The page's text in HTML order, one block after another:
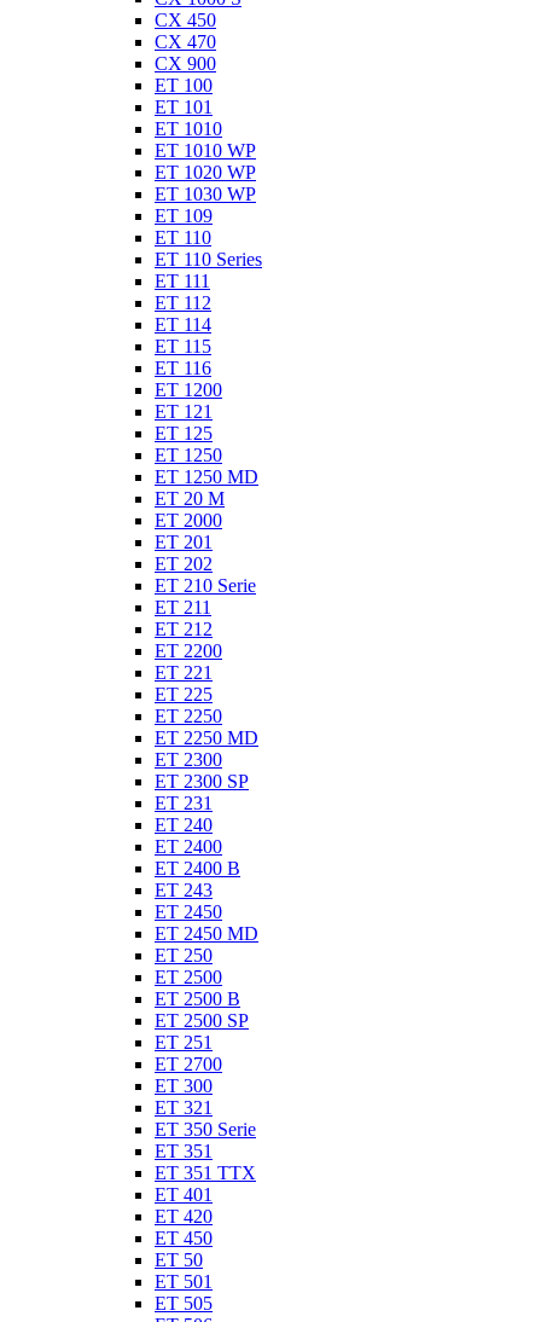
CX 450
CX 470
CX 900
ET 100
ET 101
ET 1010
ET 1010 WP
ET 1020 WP
ET 1030 WP
ET 109
ET 110
ET 110 Series
ET 111
ET 112
ET 114
ET 115
ET 116
ET 1200
ET 121
ET 125
ET 1250
ET 1250 MD
ET 20 M
ET 2000
ET 201
ET 202
ET 210 Serie
ET 211
ET 212
ET 2200
ET 221
ET 225
ET 2250
ET 2250 MD
ET 2300
ET 2300 SP
ET 231
ET 240
ET 2400
ET 2400 B
ET 243
ET 2450
ET 2450 MD
ET 250
ET 2500
ET 2500 B
ET 2500 SP
ET 251
ET 2700
ET 300
ET 321
ET 350 Serie
ET 351
ET 351 TTX
ET 401
ET 420
ET 450
ET 50
ET 501
ET 505